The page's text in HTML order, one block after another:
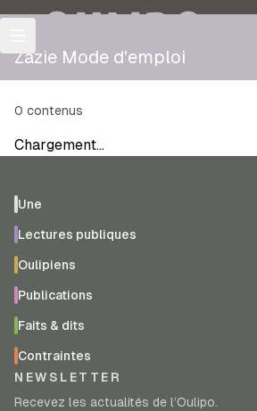
OULIPO
Zazie Mode d'emploi
0 contenus
Chargement…
Une
Lectures publiques
Oulipiens
Publications
Faits & dits
Contraintes
NEWSLETTER
Recevez les actualités de l’Oulipo.